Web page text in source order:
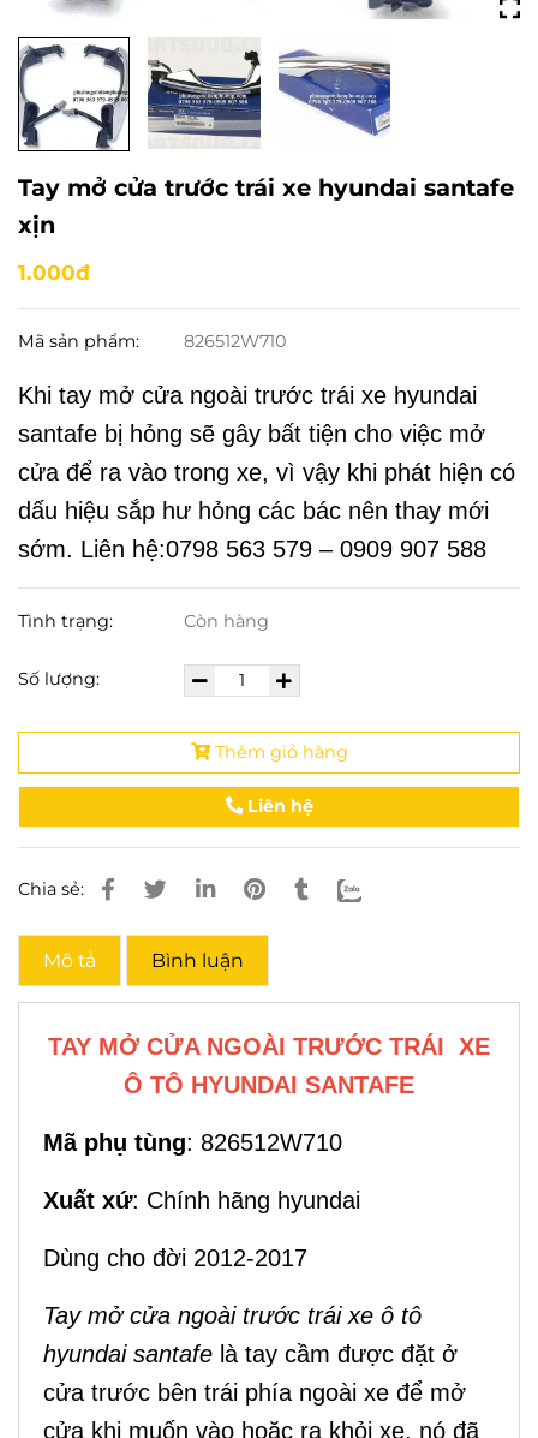
Tay mở cửa trước trái xe hyundai santafe
xịn
1.000đ
Mã sản phẩm: 826512W710
Khi tay mở cửa ngoài trước trái xe hyundai
santafe bị hỏng sẽ gây bất tiện cho việc mở
cửa để ra vào trong xe, vì vậy khi phát hiện có
dấu hiệu sắp hư hỏng các bác nên thay mới
sớm. Liên hệ:0798 563 579 – 0909 907 588
Tình trạng: Còn hàng
Số lượng:
Thêm giỏ hàng
Liên hệ
Chia sẻ:
Mô tả Bình luận
TAY MỞ CỬA NGOÀI TRƯỚC TRÁI XE
Ô TÔ HYUNDAI SANTAFE
Mã phụ tùng: 826512W710
Xuất xứ: Chính hãng hyundai
Dùng cho đời 2012-2017
Tay mở cửa ngoài trước trái xe ô tô
hyundai santafe là tay cầm được đặt ở
cửa trước bên trái phía ngoài xe để mở
cửa khi muốn vào hoặc ra khỏi xe, nó đã